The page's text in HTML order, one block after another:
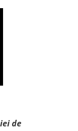
de